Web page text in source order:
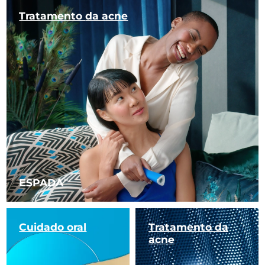
ESPADATM
Tratamentoda acne
Cuidado oral
Tratamento da
acne
Singapura Entrega prevista
Eslováquia Entrega prevista
Eslovênia Entrega prevista
África do Sul Entrega prevista
Coreia do Sul Entrega prevista
Espanha Entrega prevista 8/10/26
Suécia Entrega prevista8/10/26
Entrega prevista8/10/26
Taiwan Entrega prevista8/15/26